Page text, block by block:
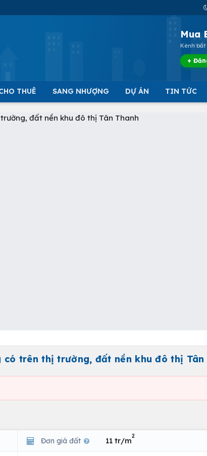
Mua
Kênh
+
THUÊ SANG NHƯỢNG DỰ ÁN TIN TỨC
trên thị trường, đất nền khu đô thị Tân
Đơn giá đất 11 tr/m
2